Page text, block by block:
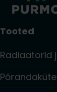
Tooted
Radiaatorid